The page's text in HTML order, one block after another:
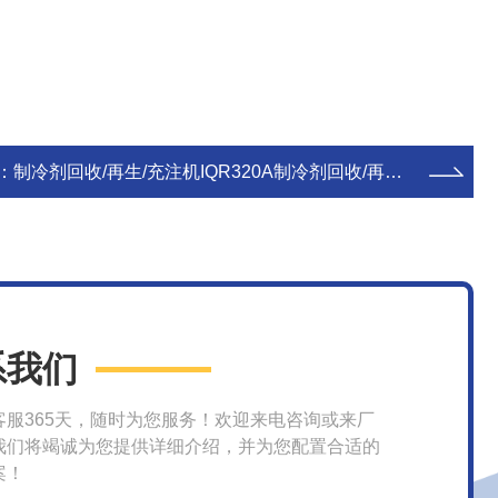
制冷剂回收/再生/充注机IQR320A制冷剂回收/再生/充注机IQR320A
们
服365天，随时为您服务！欢迎来电咨询或来厂
们将竭诚为您提供详细介绍，并为您配置合适的